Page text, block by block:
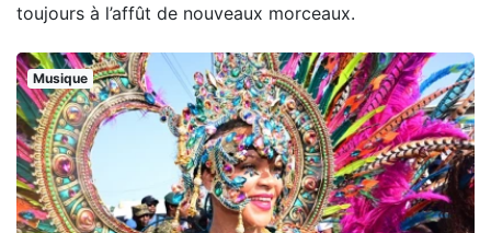
toujours à l’affût de nouveaux morceaux.
Musique